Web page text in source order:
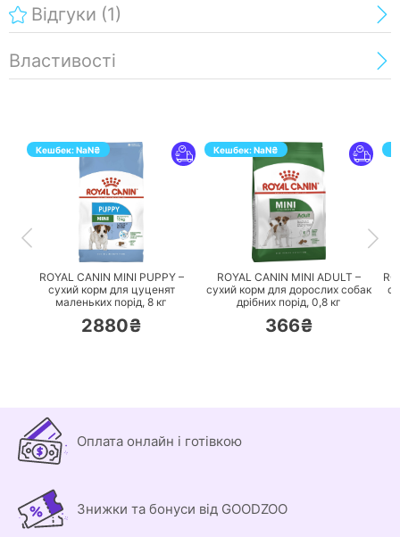
Відгуки (1)
Властивості
Кешбек:NaN₴
ПЕРЕЙТИ
ROYAL CANIN MINI PUPPY –
сухий корм для цуценят
маленьких порід, 8 кг
2880₴
Кешбек:NaN₴
ПЕРЕЙТИ
ROYAL CANIN MINI ADULT –
сухий корм для дорослих собак
дрібних порід, 0,8 кг
366₴
Оплата онлайн і готівкою
Знижки та бонуси від GOODZOO